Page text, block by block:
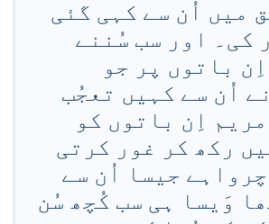
میں اُن سے کہی گئی
کی۔ اور سب سُننے
باتوں پر جو
اُن سے کہیں تعجُب
اِن باتوں کو
رکھ کر غور کرتی
جیسا اُن سے
وَیسا ہی سب کُچھ سُن